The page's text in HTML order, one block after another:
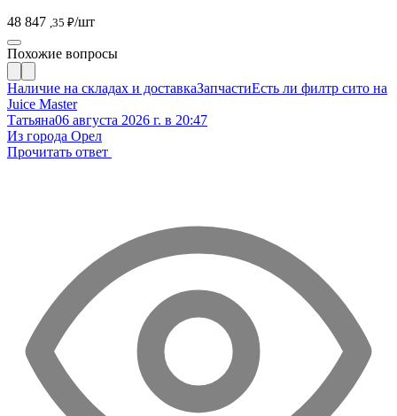
48 847 ,35 ₽/шт
Похожие вопросы
Наличие на складах и доставкаЗапчастиЕсть ли филтр сито на
Juice Master
Татьяна06 августа 2026 г. в 20:47
Из города Орел
Прочитать ответ